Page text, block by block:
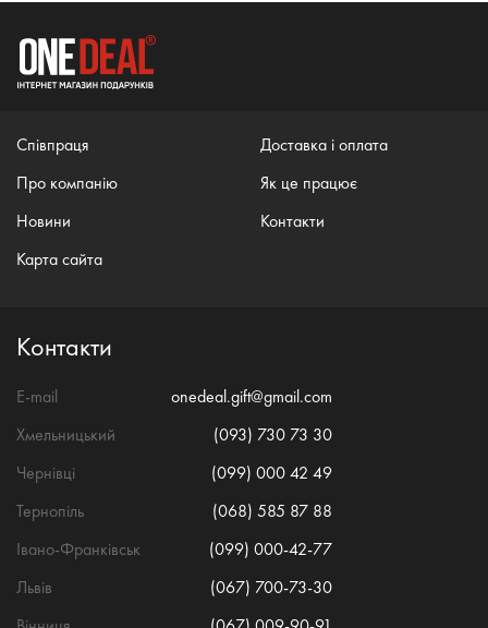
Співпраця
Про компанію
Новини
Карта сайта
Доставка і оплата
Як це працює
Контакти
Контакти
E-mail
onedeal.gift@gmail.com
Хмельницький
(093) 730 73 30
Чернівці
(099) 000 42 49
Тернопіль
(068) 585 87 88
Івано-Франківськ
(099) 000-42-77
Львів
(067) 700-73-30